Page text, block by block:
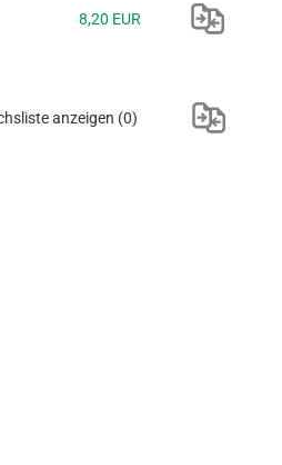
8,20 EUR
anzeigen (0)